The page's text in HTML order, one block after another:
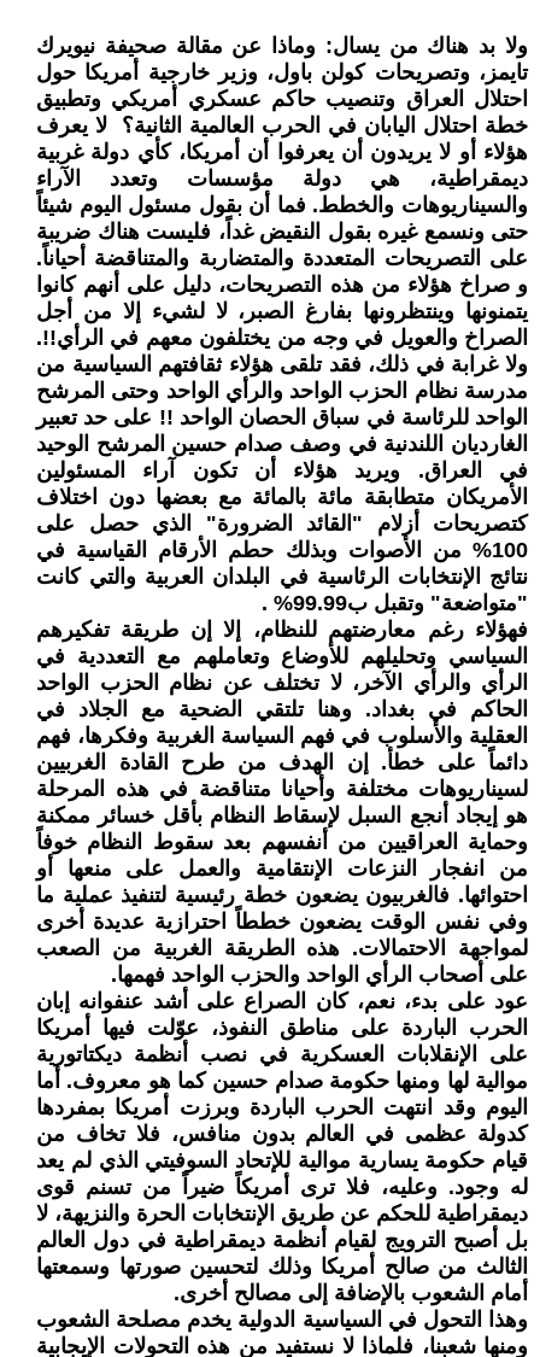
ولا بد هناك من يسال: وماذا عن مقالة صحيفة نيويرك
تايمز، وتصريحات كولن باول، وزير خارجية أمريكا حول
احتلال العراق وتنصيب حاكم عسكري أمريكي وتطبيق
خطة احتلال اليابان في الحرب العالمية الثانية؟ لا يعرف
هؤلاء أو لا يريدون أن يعرفوا أن أمريكا، كأي دولة غربية
ديمقراطية، هي دولة مؤسسات وتعدد الآراء
والسيناريوهات والخطط. فما أن بقول مسئول اليوم شيئاً
حتى ونسمع غيره بقول النقيض غداً، فليست هناك ضريبة
على التصريحات المتعددة والمتضاربة والمتناقضة أحياناً.
و صراخ هؤلاء من هذه التصريحات، دليل على أنهم كانوا
يتمنونها وينتظرونها بفارغ الصبر، لا لشيء إلا من أجل
الصراخ والعويل في وجه من يختلفون معهم في الرأي!!.
ولا غرابة في ذلك، فقد تلقى هؤلاء ثقافتهم السياسية من
مدرسة نظام الحزب الواحد والرأي الواحد وحتى المرشح
الواحد للرئاسة في سباق الحصان الواحد !! على حد تعبير
الغارديان اللندنية في وصف صدام حسين المرشح الوحيد
في العراق. ويريد هؤلاء أن تكون آراء المسئولين
الأمريكان متطابقة مائة بالمائة مع بعضها دون اختلاف
كتصريحات أزلام "القائد الضرورة" الذي حصل على
100% من الأصوات وبذلك حطم الأرقام القياسية في
نتائج الإنتخابات الرئاسية في البلدان العربية والتي كانت
"متواضعة" وتقبل ب99.99% .
فهؤلاء رغم معارضتهم للنظام، إلا إن طريقة تفكيرهم
السياسي وتحليلهم للأوضاع وتعاملهم مع التعددية في
الرأي والرأي الآخر، لا تختلف عن نظام الحزب الواحد
الحاكم في بغداد. وهنا تلتقي الضحية مع الجلاد في
العقلية والأسلوب في فهم السياسة الغربية وفكرها، فهم
دائماً على خطأ. إن الهدف من طرح القادة الغربيين
لسيناريوهات مختلفة وأحيانا متناقضة في هذه المرحلة
هو إيجاد أنجع السبل لإسقاط النظام بأقل خسائر ممكنة
وحماية العراقيين من أنفسهم بعد سقوط النظام خوفاً
من انفجار النزعات الإنتقامية والعمل على منعها أو
احتوائها. فالغربيون يضعون خطة رئيسية لتنفيذ عملية ما
وفي نفس الوقت يضعون خططاً احترازية عديدة أخرى
لمواجهة الاحتمالات. هذه الطريقة الغربية من الصعب
على أصحاب الرأي الواحد والحزب الواحد فهمها.
عود على بدء، نعم، كان الصراع على أشد عنفوانه إبان
الحرب الباردة على مناطق النفوذ، عوّلت فيها أمريكا
على الإنقلابات العسكرية في نصب أنظمة ديكتاتورية
موالية لها ومنها حكومة صدام حسين كما هو معروف. أما
اليوم وقد انتهت الحرب الباردة وبرزت أمريكا بمفردها
كدولة عظمى في العالم بدون منافس، فلا تخاف من
قيام حكومة يسارية موالية للإتحاد السوفيتي الذي لم يعد
له وجود. وعليه، فلا ترى أمريكاً ضيراً من تسنم قوى
ديمقراطية للحكم عن طريق الإنتخابات الحرة والنزيهة، لا
بل أصبح الترويج لقيام أنظمة ديمقراطية في دول العالم
الثالث من صالح أمريكا وذلك لتحسين صورتها وسمعتها
أمام الشعوب بالإضافة إلى مصالح أخرى.
وهذا التحول في السياسية الدولية يخدم مصلحة الشعوب
ومنها شعبنا، فلماذا لا نستفيد من هذه التحولات الإيجابية